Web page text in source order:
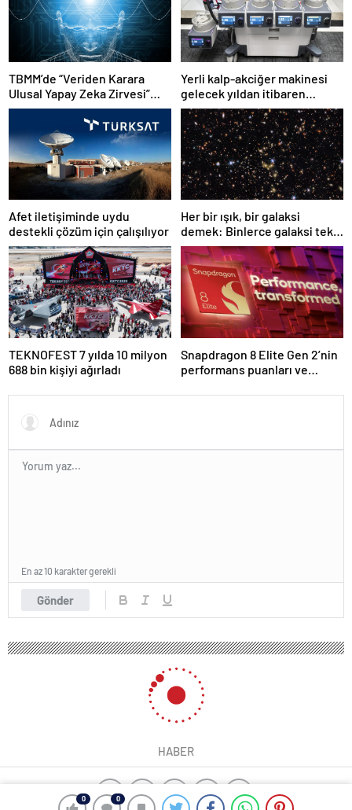
0 0
TBMM’de “Veriden Karara
Ulusal Yapay Zeka Zirvesi”
başladı
Yerli kalp-akciğer makinesi
gelecek yıldan itibaren
kullanılacak
Afet iletişiminde uydu
destekli çözüm için çalışılıyor
Her bir ışık, bir galaksi
demek: Binlerce galaksi tek
karede görüntülendi
TEKNOFEST 7 yılda 10 milyon
688 bin kişiyi ağırladı
Snapdragon 8 Elite Gen 2’nin
performans puanları ve
Gönder
En az 10 karakter gerekli
0 0